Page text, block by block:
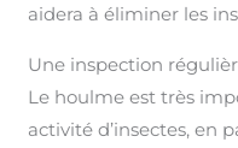
aidera à éliminer les
Une inspection
Le houlme est très
activité d’insectes, en